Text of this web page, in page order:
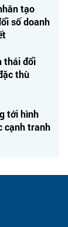
tạo
số doanh
thái đổi
thù
tới hình
cạnh tranh